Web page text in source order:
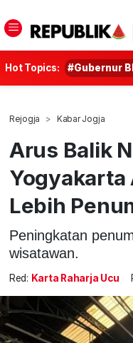
Hot Topics: #Gubernur
Rejogja Kabar Jogja
Arus Balik
Yogyakarta
Lebih
Peningkatan
wisatawan.
Red: Karta Raharja Ucu